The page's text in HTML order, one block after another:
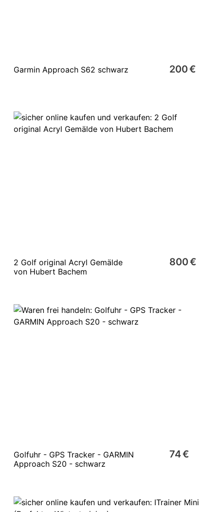
Garmin Approach S62 schwarz 200 €
2 Golf original Acryl Gemälde
von Hubert Bachem
800 €
Golfuhr - GPS Tracker - GARMIN
Approach S20 - schwarz
74 €